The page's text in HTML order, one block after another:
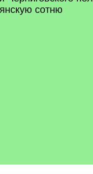
сотню